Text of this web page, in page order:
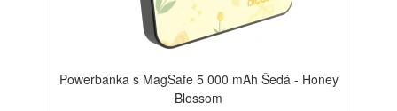
Powerbanka s MagSafe 5 000 mAh Šedá - Honey
Blossom